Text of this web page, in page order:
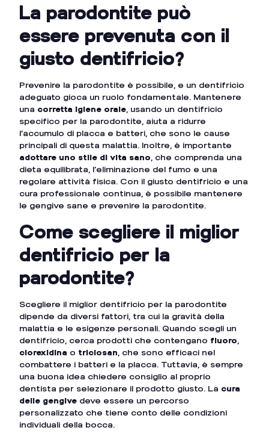
La parodontite può
essere prevenuta con il
giusto dentifricio?
Prevenire la parodontite è possibile, e un dentifricio
adeguato gioca un ruolo fondamentale. Mantenere
una corretta igiene orale, usando un dentifricio
specifico per la parodontite, aiuta a ridurre
l’accumulo di placca e batteri, che sono le cause
principali di questa malattia. Inoltre, è importante
adottare uno stile di vita sano, che comprenda una
dieta equilibrata, l’eliminazione del fumo e una
regolare attività fisica. Con il giusto dentifricio e una
cura professionale continua, è possibile mantenere
le gengive sane e prevenire la parodontite.
Come scegliere il miglior
dentifricio per la
parodontite?
Scegliere il miglior dentifricio per la parodontite
dipende da diversi fattori, tra cui la gravità della
malattia e le esigenze personali. Quando scegli un
dentifricio, cerca prodotti che contengano fluoro,
clorexidina o triclosan, che sono efficaci nel
combattere i batteri e la placca. Tuttavia, è sempre
una buona idea chiedere consiglio al proprio
dentista per selezionare il prodotto giusto. La cura
delle gengive deve essere un percorso
personalizzato che tiene conto delle condizioni
individuali della bocca.